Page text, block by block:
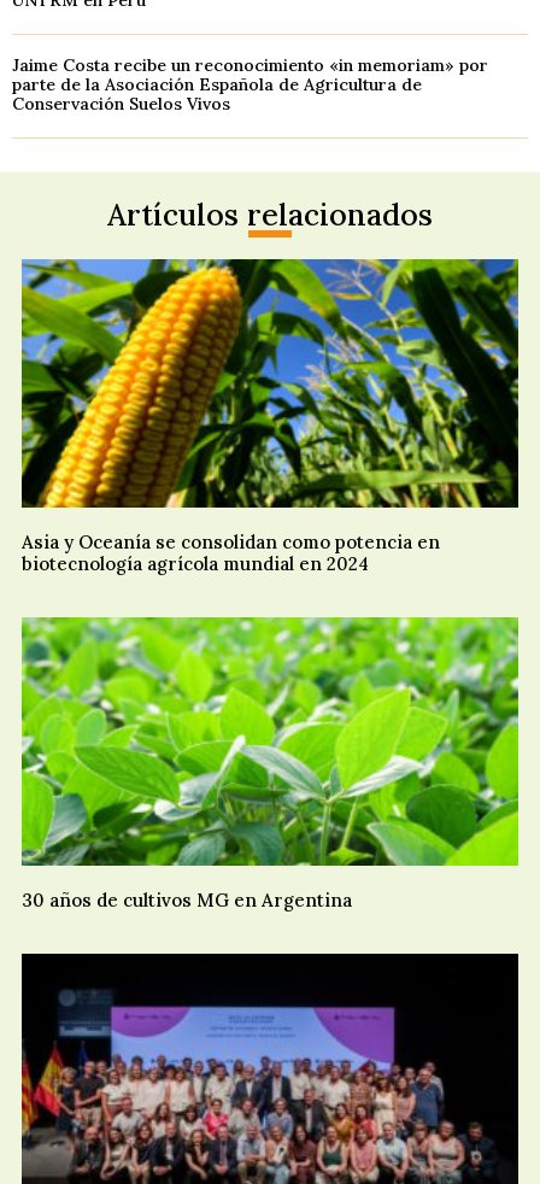
Jaime Costa recibe un reconocimiento «in memoriam» por
parte de la Asociación Española de Agricultura de
Conservación Suelos Vivos
Artículos relacionados
Asia y Oceanía se consolidan como potencia en
biotecnología agrícola mundial en 2024
30 años de cultivos MG en Argentina